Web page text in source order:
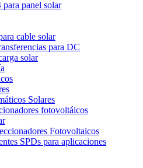
panel solar
cable solar
para DC
solar
Solares
fotovoltáicos
Fotovoltaicos
SPDs para aplicaciones